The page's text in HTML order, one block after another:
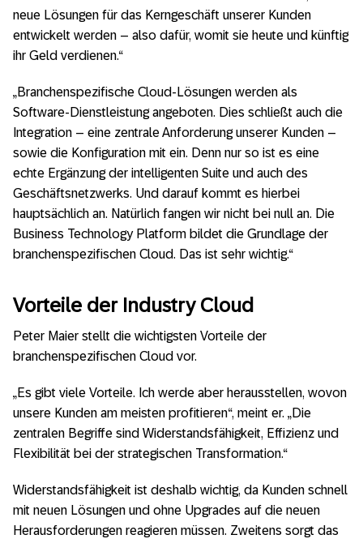
neue Lösungen für das Kerngeschäft unserer Kunden
entwickelt werden – also dafür, womit sie heute und künftig
ihr Geld verdienen.“
„Branchenspezifische Cloud-Lösungen werden als
Software-Dienstleistung angeboten. Dies schließt auch die
Integration – eine zentrale Anforderung unserer Kunden –
sowie die Konfiguration mit ein. Denn nur so ist es eine
echte Ergänzung der intelligenten Suite und auch des
Geschäftsnetzwerks. Und darauf kommt es hierbei
hauptsächlich an. Natürlich fangen wir nicht bei null an. Die
Business Technology Platform bildet die Grundlage der
branchenspezifischen Cloud. Das ist sehr wichtig.“
Vorteile der Industry Cloud
Peter Maier stellt die wichtigsten Vorteile der
branchenspezifischen Cloud vor.
„Es gibt viele Vorteile. Ich werde aber herausstellen, wovon
unsere Kunden am meisten profitieren“, meint er. „Die
zentralen Begriffe sind Widerstandsfähigkeit, Effizienz und
Flexibilität bei der strategischen Transformation.“
Widerstandsfähigkeit ist deshalb wichtig, da Kunden schnell
mit neuen Lösungen und ohne Upgrades auf die neuen
Herausforderungen reagieren müssen. Zweitens sorgt das